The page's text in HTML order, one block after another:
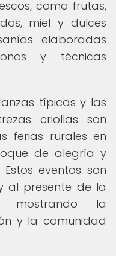
como frutas,
miel y dulces
elaboradas
y técnicas
típicas y las
criollas son
ferias rurales en
de alegría y
eventos son
al presente de la
mostrando la
y la comunidad